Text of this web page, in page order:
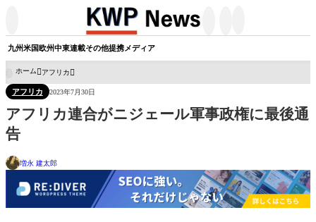
九州米国欧州中東連載その他提携メディア
ホーム アフリカ
アフリカ 2023年7月30日
アフリカ連合がニジェール軍事政権に最後通
告
増永 建太郎